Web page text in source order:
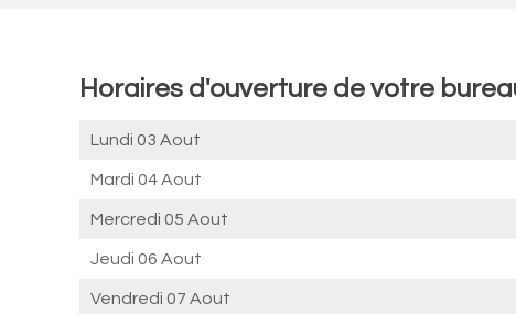
Horaires d'ouverture de votre
Lundi 03 Aout
Mardi 04 Aout
Mercredi 05 Aout
Jeudi 06 Aout
Vendredi 07 Aout